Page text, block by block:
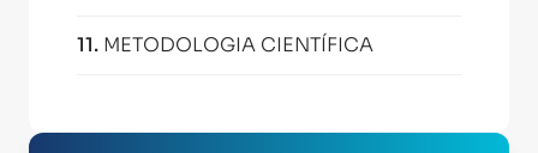
11. METODOLOGIA CIENTÍFICA